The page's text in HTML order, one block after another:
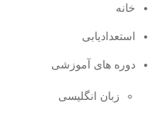
خانه
استعدادیابی
دوره های آموزشی
زبان انگلیسی